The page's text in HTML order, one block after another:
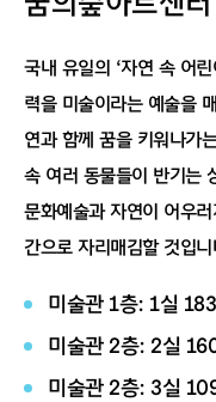
국내 유일의 ‘자연 속 어
력을 미술이라는 예술을
연과 함께 꿈을 키워나가
속 여러 동물들이 반기는
문화예술과 자연이 어우
간으로 자리매김할 것입니
미술관 1층: 1실
미술관 2층: 2실
미술관 2층: 3실